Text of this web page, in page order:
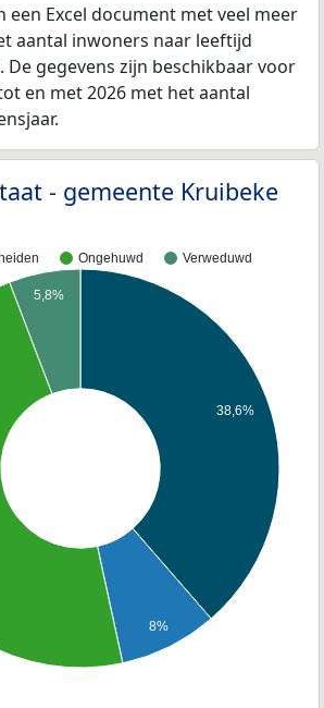
een Excel document met veel meer
aantal inwoners naar leeftijd
De gegevens zijn beschikbaar voor
en met 2026 met het aantal
- gemeente Kruibeke
Ongehuwd Verweduwd
38,6%
8%
5,8%